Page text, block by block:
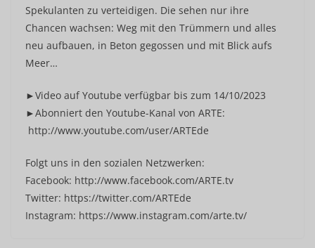
Spekulanten zu verteidigen. Die sehen nur ihre
Chancen wachsen: Weg mit den Trümmern und alles
neu aufbauen, in Beton gegossen und mit Blick aufs
Meer…
►Video auf Youtube verfügbar bis zum 14/10/2023
►Abonniert den Youtube-Kanal von ARTE:
http://www.youtube.com/user/ARTEde
Folgt uns in den sozialen Netzwerken:
Facebook: http://www.facebook.com/ARTE.tv
Twitter: https://twitter.com/ARTEde
Instagram: https://www.instagram.com/arte.tv/